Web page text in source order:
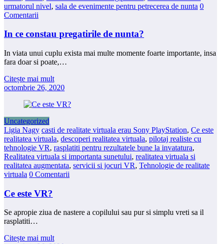
urmatorul nivel, sala de evenimente pentru petrecerea de nunta 0
Comentarii
In ce constau pregatirile de nunta?
In viata unui cuplu exista mai multe momente foarte importante, insa
fara doar si poate,…
Citește mai mult
octombrie 26, 2020
Uncategorized
Ligia Nagy casti de realitate virtuala erau Sony PlayStation, Ce este
realitatea virtuala, descoperi realitatea virtuala, pilotaj realiste cu
tehnologie VR, rasplatiti pentru rezultatele bune la invatatura,
Realitatea virtuala si importanta sunetului, realitatea virtuala si
realitatea augmentata, servicii si jocuri VR, Tehnologie de realitate
virtuala 0 Comentarii
Ce este VR?
Se apropie ziua de nastere a copilului sau pur si simplu vreti sa il
rasplatiti…
Citește mai mult